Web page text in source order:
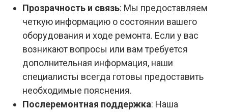
Прозрачность и связь: Мы предоставляем
четкую информацию о состоянии вашего
оборудования и ходе ремонта. Если у вас
возникают вопросы или вам требуется
дополнительная информация, наши
специалисты всегда готовы предоставить
необходимые пояснения.
Послеремонтная поддержка: Наша